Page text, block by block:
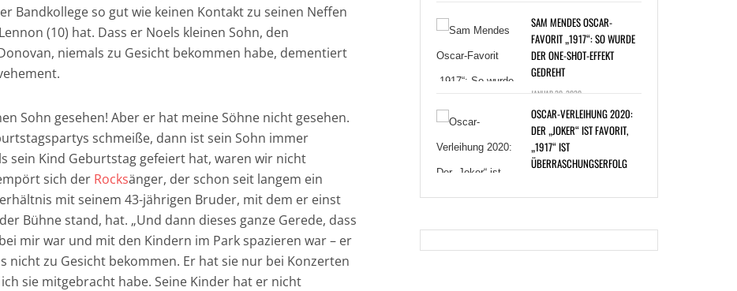
UHREN IN DER
FILMGESCHICHTE »
NACHHALTIGE
HAARPFLEGE »
„CASINO ROYALE“ »
Bandkollege so gut wie keinen Kontakt zu seinen Neffen
(10) hat. Dass er Noels kleinen Sohn, den
niemals zu Gesicht bekommen habe, dementiert
Sohn gesehen! Aber er hat meine Söhne nicht gesehen.
schmeiße, dann ist sein Sohn immer
sein Kind Geburtstag gefeiert hat, waren wir nicht
sich der Rocksänger, der schon seit langem ein
mit seinem 43-jährigen Bruder, mit dem er einst
Bühne stand, hat. „Und dann dieses ganze Gerede, dass
mir war und mit den Kindern im Park spazieren war – er
nicht zu Gesicht bekommen. Er hat sie nur bei Konzerten
sie mitgebracht habe. Seine Kinder hat er nicht
SAM MENDES OSCAR-
FAVORIT „1917“: SO WURDE
DER ONE-SHOT-EFFEKT
GEDREHT
JANUAR 20, 2020
OSCAR-VERLEIHUNG 2020:
DER „JOKER“ IST FAVORIT,
„1917“ IST
ÜBERRASCHUNGSERFOLG